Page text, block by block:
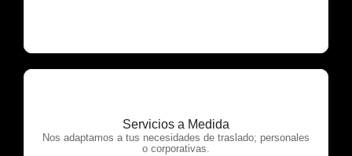
Servicios a Medida
Nos adaptamos a tus necesidades de traslado; personales
o corporativas.
OTP Servicios